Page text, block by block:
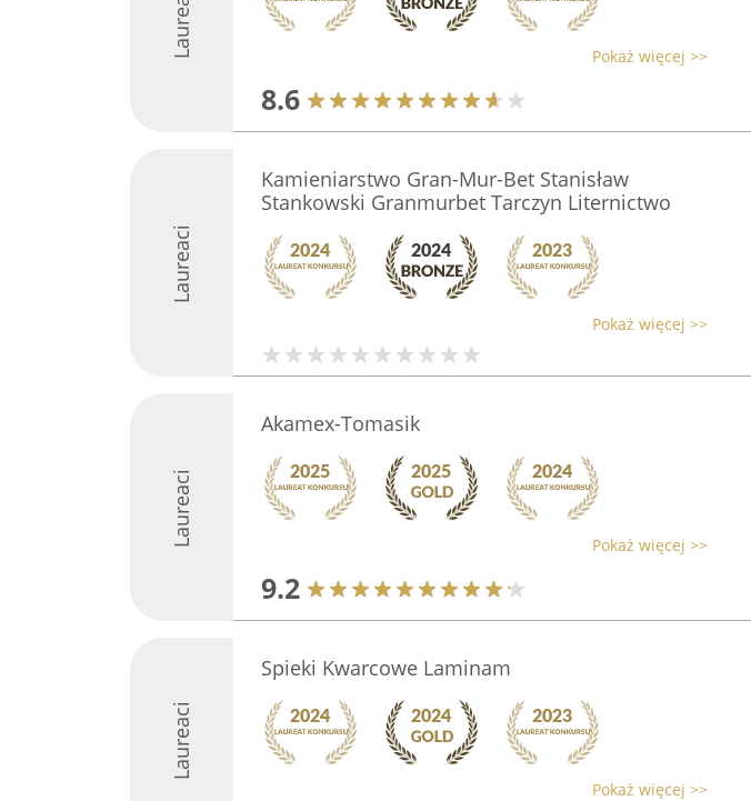
Laureaci Pokaż więcej >>
8.6
Laureaci
Kamieniarstwo Gran-Mur-Bet Stanisław
Stankowski Granmurbet Tarczyn Liternictwo
Pokaż więcej >>
Laureaci
Akamex-Tomasik
Pokaż więcej >>
9.2
Laureaci
Spieki Kwarcowe Laminam
Pokaż więcej >>